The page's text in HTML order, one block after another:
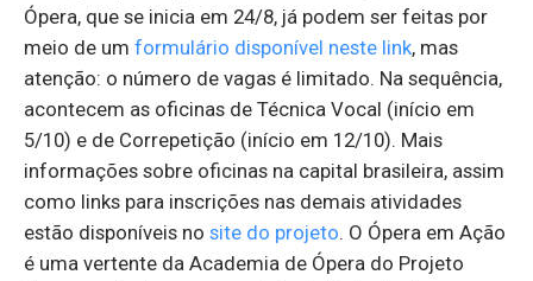
Ópera, que se inicia em 24/8, já podem ser feitas por
meio de um formulário disponível neste link, mas
atenção: o número de vagas é limitado. Na sequência,
acontecem as oficinas de Técnica Vocal (início em
5/10) e de Correpetição (início em 12/10). Mais
informações sobre oficinas na capital brasileira, assim
como links para inscrições nas demais atividades
estão disponíveis no site do projeto. O Ópera em Ação
é uma vertente da Academia de Ópera do Projeto